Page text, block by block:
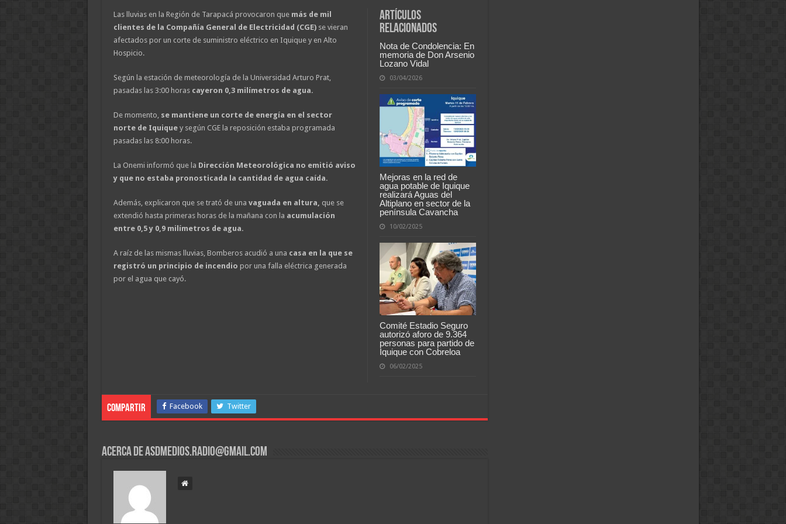
Artículos
relacionados
Nota de Condolencia: En
memoria de Don Arsenio
Lozano Vidal
03/04/2026
Mejoras en la red de
agua potable de Iquique
realizará Aguas del
Altiplano en sector de la
península Cavancha
10/02/2025
Comité Estadio Seguro
autorizó aforo de 9.364
personas para partido de
Iquique con Cobreloa
06/02/2025
Las lluvias en la Región de Tarapacá provocaron que más de mil
clientes de la Compañía General de Electricidad (CGE)se vieran
afectados por un corte de suministro eléctrico en Iquique y en Alto
Hospicio.
Según la estación de meteorología de la Universidad Arturo Prat,
pasadas las 3:00 horascayeron 0,3 milímetros de agua.
De momento, se mantiene un corte de energía en el sector
norte de Iquiquey según CGE la reposición estaba programada
pasadas las 8:00 horas.
La Onemi informó que la Dirección Meteorológica no emitió aviso
y que no estaba pronosticada la cantidad de agua caída.
Además, explicaron que se trató de una vaguada en altura, que se
extendió hasta primeras horas de la mañana con la acumulación
entre 0,5 y 0,9 milímetros de agua.
A raíz de las mismas lluvias, Bomberos acudió a una casa en la que se
registró un principio de incendio por una falla eléctrica generada
por el agua que cayó.
Compartir Facebook Twitter
Acerca de asdmedios.radio@gmail.com